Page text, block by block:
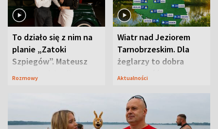
To działo się z nim na
planie „Zatoki
Szpiegów”. Mateusz
Janicki odsłonił
Rozmowy
Wiatr nad Jeziorem
Tarnobrzeskim. Dla
żeglarzy to dobra
wiadomość
Aktualności